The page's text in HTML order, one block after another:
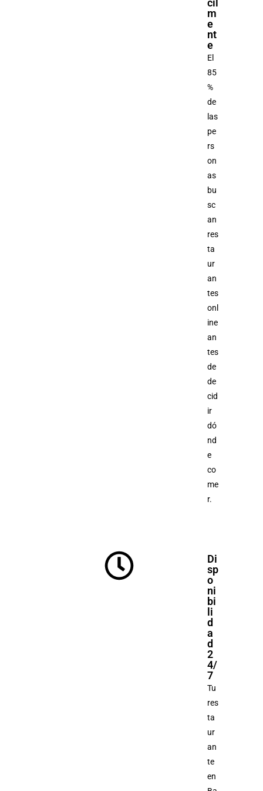
cil
m
e
nt
e
El
85
%
de
las
pe
rs
on
as
bu
sc
an
res
ta
ur
an
tes
onl
ine
an
tes
de
de
cid
ir
dó
nd
e
co
me
r.
Di
sp
o
ni
bi
li
d
a
d
2
4/
7
Tu
res
ta
ur
an
te
en